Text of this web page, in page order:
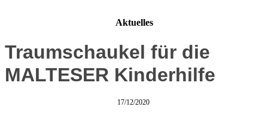
Aktuelles
Traumschaukel für die
MALTESER Kinderhilfe
17/12/2020